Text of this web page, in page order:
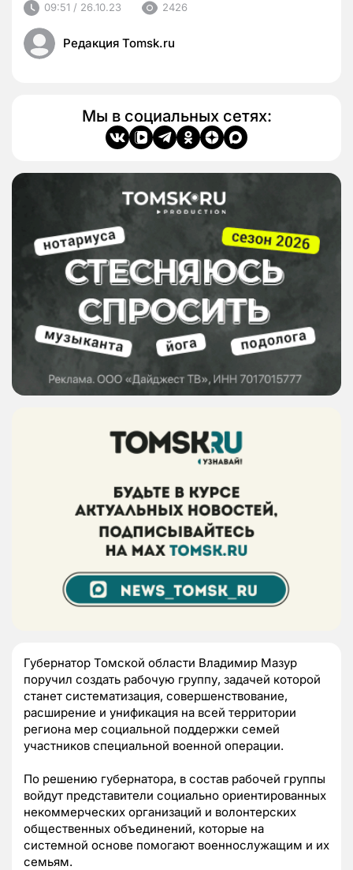
09:51 / 26.10.23 2426
Редакция Tomsk.ru
Мы в социальных сетях:
Губернатор Томской области Владимир Мазур
поручил создать рабочую группу, задачей которой
станет систематизация, совершенствование,
расширение и унификация на всей территории
региона мер социальной поддержки семей
участников специальной военной операции.
По решению губернатора, в состав рабочей группы
войдут представители социально ориентированных
некоммерческих организаций и волонтерских
общественных объединений, которые на
системной основе помогают военнослужащим и их
семьям.